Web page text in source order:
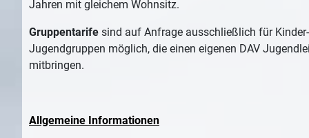
Jahren mit gleichem Wohnsitz.
Gruppentarife sind auf Anfrage ausschließlich für
Jugendgruppen möglich, die einen eigenen DAV
mitbringen.
Allgemeine Informationen